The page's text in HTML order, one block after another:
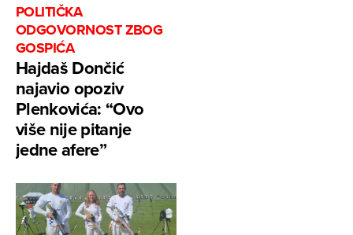
POLITIČKA
ODGOVORNOST ZBOG
GOSPIĆA
Hajdaš Dončić
najavio opoziv
Plenkovića: “Ovo
više nije pitanje
jedne afere”